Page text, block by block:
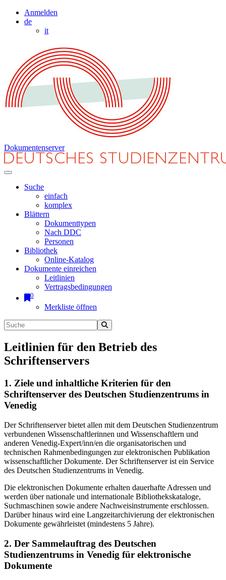
Anmelden
de
it
Dokumentenserver
Suche
einfach
komplex
Blättern
Dokumenttypen
Nach DDC
Personen
Bibliothek
Online-Katalog
Dokumente einreichen
Leitlinien
Vertragsbedingungen
0
Merkliste öffnen
Leitlinien für den Betrieb des
Schriftenservers
1. Ziele und inhaltliche Kriterien für den
Schriftenserver des Deutschen Studienzentrums in
Venedig
Der Schriftenserver bietet allen mit dem Deutschen Studienzentrum
verbundenen Wissenschaftlerinnen und Wissenschaftlern und
anderen Venedig-Expert/inn/en die organisatorischen und
technischen Rahmenbedingungen zur elektronischen Publikation
wissenschaftlicher Dokumente. Der Schriftenserver ist ein Service
des Deutschen Studienzentrums in Venedig.
Die elektronischen Dokumente erhalten dauerhafte Adressen und
werden über nationale und internationale Bibliothekskataloge,
Suchmaschinen sowie andere Nachweisinstrumente erschlossen.
Darüber hinaus wird eine Langzeitarchivierung der elektronischen
Dokumente gewährleistet (mindestens 5 Jahre).
2. Der Sammelauftrag des Deutschen
Studienzentrums in Venedig für elektronische
Dokumente